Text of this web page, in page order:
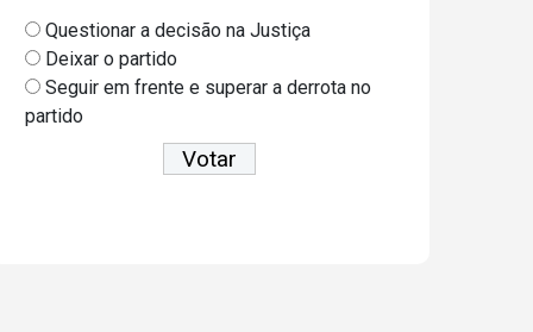
Questionar a decisão na Justiça
Deixar o partido
Seguir em frente e superar a derrota no
partido